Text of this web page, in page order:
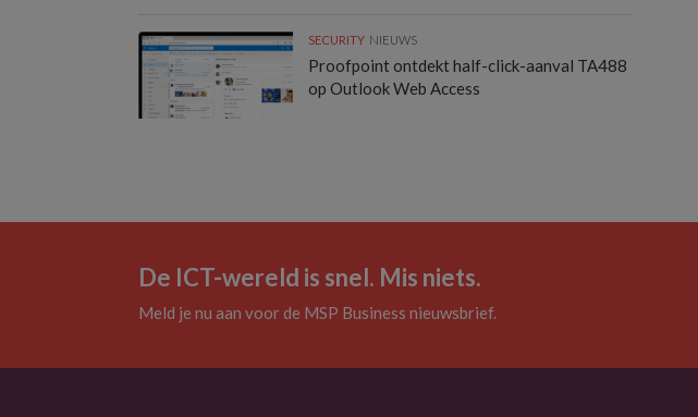
SECURITY NIEUWS
Proofpoint ontdekt half-click-aanval TA488
op Outlook Web Access
De ICT-wereld is snel. Mis niets.
Meld je nu aan voor de MSP Business nieuwsbrief.